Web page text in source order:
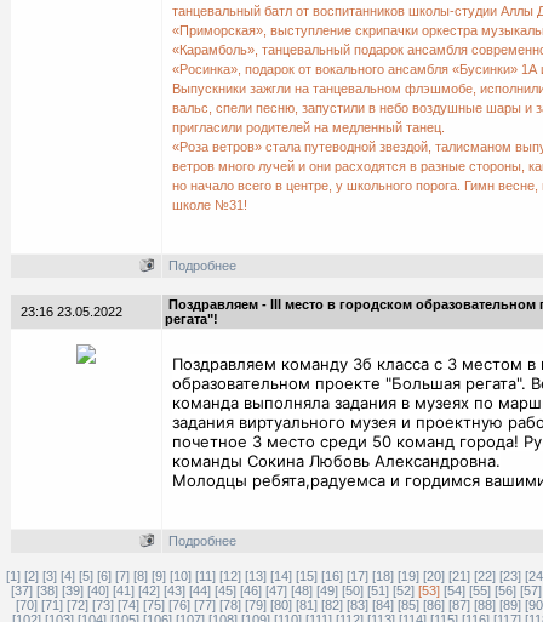
танцевальный батл от воспитанников школы-студии Аллы
«Приморская», выступление скрипачки оркестра
«Карамболь», танцевальный подарок ансамбля
«Росинка», подарок от вокального ансамбля «Бусинки» 1А
Выпускники зажгли на танцевальном флэшмобе,
вальс, спели песню, запустили в небо воздушные шары и
пригласили родителей на медленный танец.
«Роза ветров» стала путеводной звездой, талисманом
ветров много лучей и они расходятся в разные стороны,
но начало всего в центре, у школьного порога. Гимн
школе №31!
Подробнее
23:16 23.05.2022
Поздравляем - III место в городском образовательном
регата"!
Поздравляем команду 3б класса с 3 местом в
образовательном проекте "Большая регата".
команда выполняла задания в музеях по
задания виртуального музея и проектную
почетное 3 место среди 50 команд города!
команды Сокина Любовь Александровна.
Молодцы ребята,радуемса и гордимся
Подробнее
[1] [2] [3] [4] [5] [6] [7] [8] [9] [10] [11] [12] [13] [14] [15] [16] [17] [18] [19] [20] [21] [22] [23]
[37] [38] [39] [40] [41] [42] [43] [44] [45] [46] [47] [48] [49] [50] [51] [52][53] [54] [55] [56] [57]
[70] [71] [72] [73] [74] [75] [76] [77] [78] [79] [80] [81] [82] [83] [84] [85] [86] [87] [88] [89]